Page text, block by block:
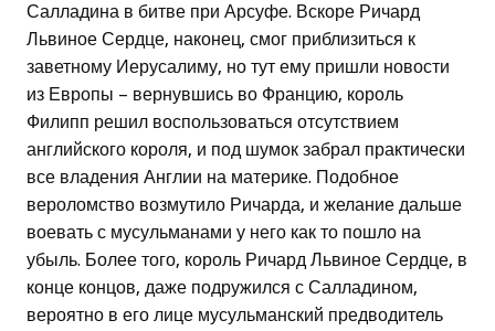
Салладина в битве при Арсуфе. Вскоре Ричард
Львиное Сердце, наконец, смог приблизиться к
заветному Иерусалиму, но тут ему пришли новости
из Европы – вернувшись во Францию, король
Филипп решил воспользоваться отсутствием
английского короля, и под шумок забрал практически
все владения Англии на материке. Подобное
вероломство возмутило Ричарда, и желание дальше
воевать с мусульманами у него как то пошло на
убыль. Более того, король Ричард Львиное Сердце, в
конце концов, даже подружился с Салладином,
вероятно в его лице мусульманский предводитель